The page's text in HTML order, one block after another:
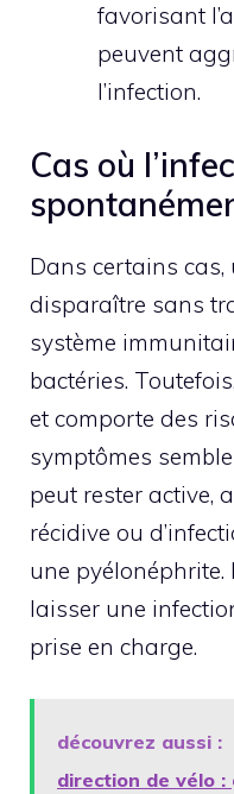
favorisant
peuvent
l’infection.
Cas où
Dans certains cas,
disparaître sans
système
bactéries.
et comporte des
symptômes
peut rester active,
récidive ou
une pyélonéphrite.
laisser une
prise en charge.
découvrez aussi :
direction de vélo